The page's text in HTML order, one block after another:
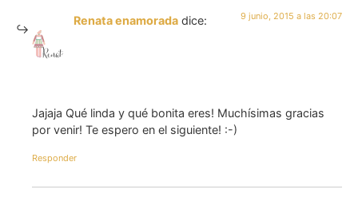
Renata enamorada dice: 9 junio, 2015 a las 20:07
Jajaja Qué linda y qué bonita eres! Muchísimas gracias
por venir! Te espero en el siguiente! :-)
Responder